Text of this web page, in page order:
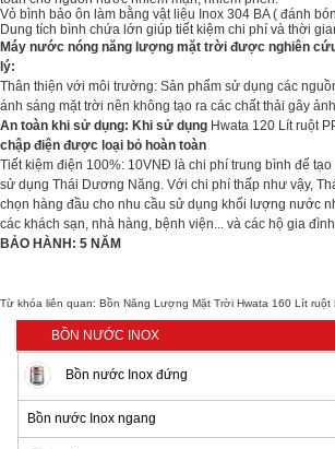
Vỏ bình bảo ôn làm bằng vật liệu Inox 304 BA ( đánh
Dung tích bình chứa lớn giúp tiết kiệm chi phí và thời
Máy nước nóng năng lượng mặt trời được nghiên
lý:
Thân thiện với môi trường: Sản phẩm sử dụng các
ánh sáng mặt trời nên không tạo ra các chất thải gây
An toàn khi sử dụng: Khi sử dụng Hwata 120 Lít ruột
chập điện được loại bỏ hoàn toàn
Tiết kiệm điện 100%: 10VNĐ là chi phí trung bình để
sử dụng Thái Dương Năng. Với chi phí thấp như vậy,
chọn hàng đầu cho nhu cầu sử dụng khối lượng nước
các khách sạn, nhà hàng, bệnh viện... và các hộ gia
BẢO HÀNH: 5 NĂM
Từ khóa liên quan: Bồn Năng Lượng Mặt Trời Hwata 160 Lít ruột
BỒN NƯỚC INOX
Bồn nước Inox đứng
Bồn nước Inox ngang